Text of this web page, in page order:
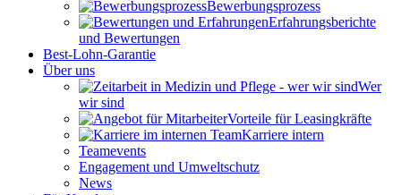
Bewerbungsprozess
Erfahrungsberichte
und Bewertungen
Best-Lohn-Garantie
Über uns
Wer
wir sind
Vorteile für Leasingkräfte
Karriere intern
Teamevents
Engagement und Umweltschutz
News